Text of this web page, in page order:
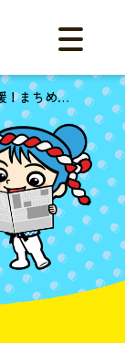
メニュー
ご利用の流
機能
事例紹介
料金
体験デモ
FAQ
お知らせ
資料
お
まちめ…